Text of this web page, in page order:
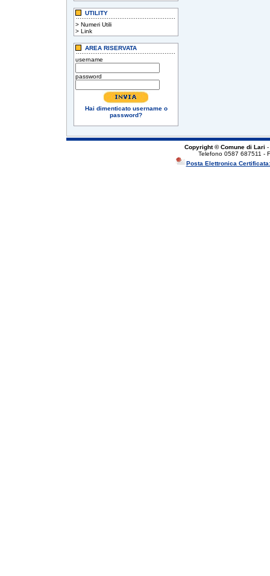
UTILITY
> Numeri Utili
> Link
AREA RISERVATA
username
password
Hai dimenticato username o
password?
Copyright © Comune di Lari -
Telefono 0587 687511 -
Posta Elettronica Certificata: